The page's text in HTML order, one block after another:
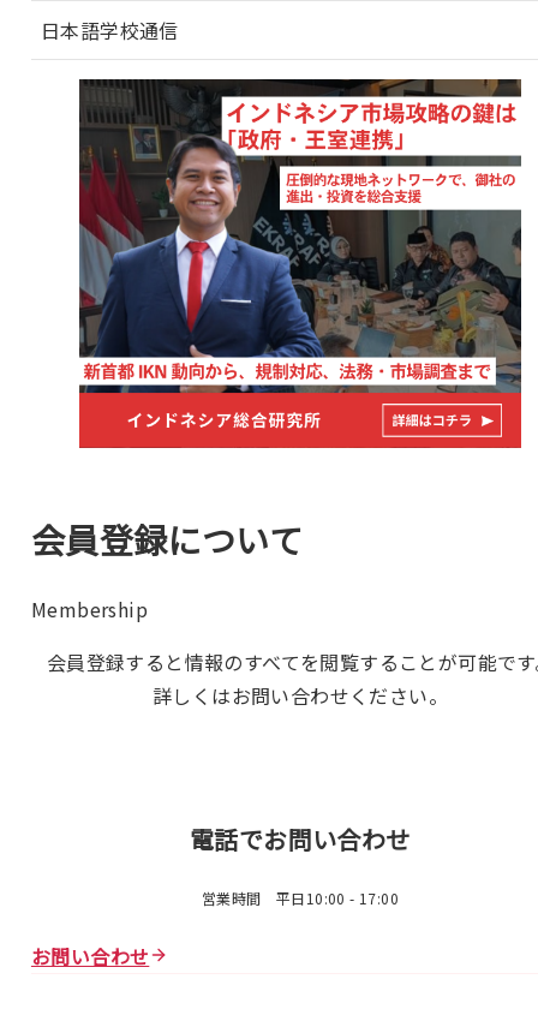
日本語学校通信
会員登録について
Membership
会員登録すると情報のすべてを閲覧することが可能で
詳しくはお問い合わせください。
電話でお問い合わせ
営業時間 平日10:00 - 17:00
お問い合わせ